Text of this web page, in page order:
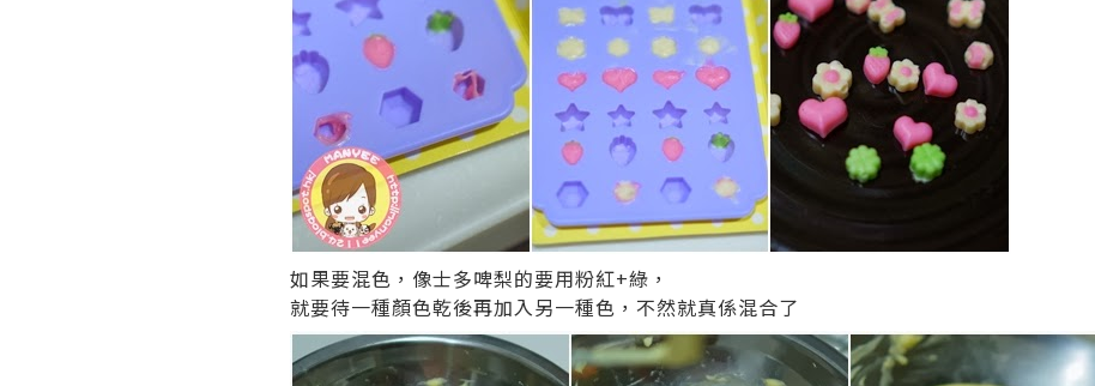
如果要混色，像士多啤梨的要用粉紅+綠，
就要待一種顏色乾後再加入另一種色，不然就真係混合了